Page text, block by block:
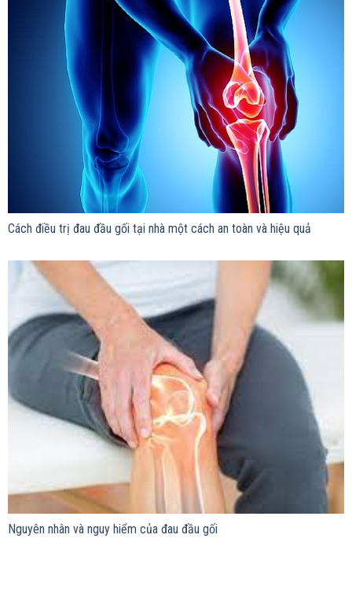
Cách điều trị đau đầu gối tại nhà một cách an toàn và hiệu quả
Nguyên nhân và nguy hiểm của đau đầu gối